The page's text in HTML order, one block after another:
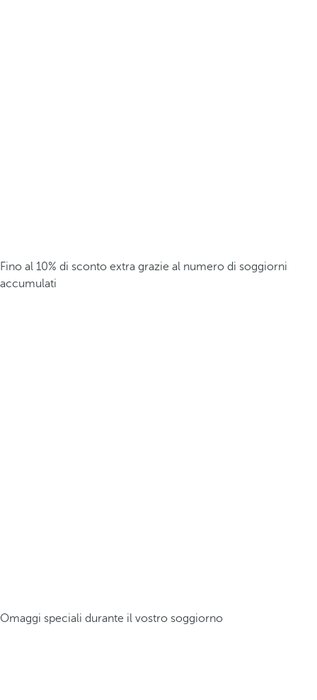
Fino al 10% di sconto extra grazie al numero di soggiorni
accumulati
Omaggi speciali durante il vostro soggiorno